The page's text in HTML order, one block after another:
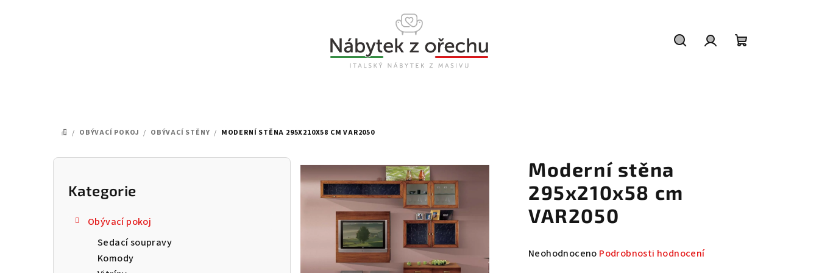
DOMŮ
/ OBÝVACÍ POKOJ / OBÝVACÍ STĚNY / MODERNÍ STĚNA 295X210X58 CM VAR2050
P
Přeskočit
kategorie
Kategorie
Obývací pokoj
Sedací soupravy
Komody
Moderní stěna
295x210x58 cm
VAR2050
Průměrné
Neohodnoceno Podrobnosti hodnocení